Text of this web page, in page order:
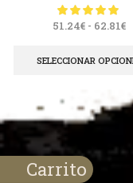
51.24€ - 62.81€
SELECCIONAR
Carrito